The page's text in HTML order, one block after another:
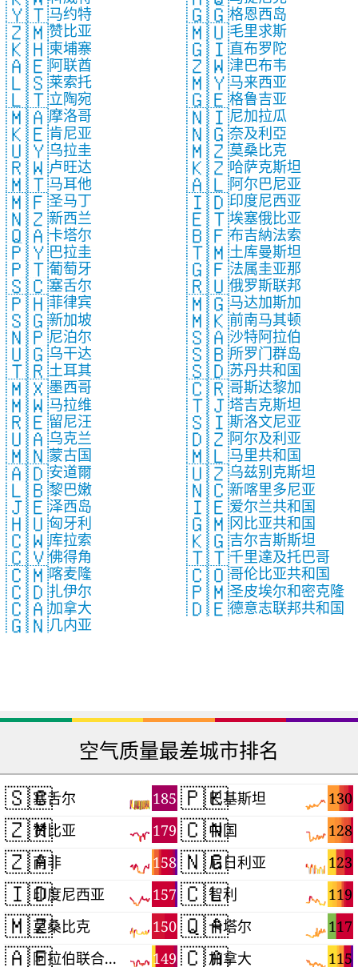
🇾🇹马约特
🇿🇲赞比亚
🇰🇭柬埔寨
🇦🇪阿联酋
🇱🇸莱索托
🇱🇹立陶宛
🇲🇦摩洛哥
🇰🇪肯尼亚
🇺🇾乌拉圭
🇷🇼卢旺达
🇲🇹马耳他
🇲🇫圣马丁
🇳🇿新西兰
🇶🇦卡塔尔
🇵🇾巴拉圭
🇵🇹葡萄牙
🇸🇨塞舌尔
🇵🇭菲律宾
🇸🇬新加坡
🇳🇵尼泊尔
🇺🇬乌干达
🇹🇷土耳其
🇲🇽墨西哥
🇲🇼马拉维
🇷🇪留尼汪
🇺🇦乌克兰
🇲🇳蒙古国
🇦🇩安道爾
🇱🇧黎巴嫩
🇯🇪泽西岛
🇭🇺匈牙利
🇨🇼库拉索
🇨🇻佛得角
🇨🇲喀麦隆
🇨🇩扎伊尔
🇨🇦加拿大
🇬🇳几内亚
🇬🇬格恩西岛
🇲🇺毛里求斯
🇬🇮直布罗陀
🇿🇼津巴布韦
🇲🇾马来西亚
🇬🇪格鲁吉亚
🇳🇮尼加拉瓜
🇳🇬奈及利亞
🇲🇿莫桑比克
🇰🇿哈萨克斯坦
🇦🇱阿尔巴尼亚
🇮🇩印度尼西亚
🇪🇹埃塞俄比亚
🇧🇫布吉納法索
🇹🇲土库曼斯坦
🇬🇫法属圭亚那
🇷🇺俄罗斯联邦
🇲🇬马达加斯加
🇲🇰前南马其顿
🇸🇦沙特阿拉伯
🇸🇧所罗门群岛
🇸🇩苏丹共和国
🇨🇷哥斯达黎加
🇹🇯塔吉克斯坦
🇸🇮斯洛文尼亚
🇩🇿阿尔及利亚
🇲🇱马里共和国
🇺🇿乌兹别克斯坦
🇳🇨新喀里多尼亚
🇮🇪爱尔兰共和国
🇬🇲冈比亚共和国
🇰🇬吉尔吉斯斯坦
🇹🇹千里達及托巴哥
🇨🇴哥伦比亚共和国
🇵🇲圣皮埃尔和密克隆
🇩🇪德意志联邦共和国
空气质量最差城市排名
🇸🇨 185
塞舌尔
🇿🇲 179
赞比亚
🇿🇦 158
南非
🇮🇩 157
印度尼西亚
🇲🇿 150
莫桑比克
🇦🇪 149
阿拉伯联合酋长国
🇵🇰 130
巴基斯坦
🇨🇳 128
中国
🇳🇬 123
尼日利亚
🇨🇱 119
智利
🇶🇦 117
卡塔尔
🇨🇦 115
加拿大